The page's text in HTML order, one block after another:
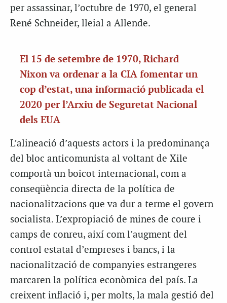
per assassinar, l’octubre de 1970, el general
René Schneider, lleial a Allende.
El 15 de setembre de 1970, Richard
Nixon va ordenar a la CIA fomentar un
cop d’estat, una informació publicada el
2020 per l’Arxiu de Seguretat Nacional
dels EUA
L’alineació d’aquests actors i la predominança
del bloc anticomunista al voltant de Xile
comportà un boicot internacional, com a
conseqüència directa de la política de
nacionalitzacions que va dur a terme el govern
socialista. L’expropiació de mines de coure i
camps de conreu, així com l’augment del
control estatal d’empreses i bancs, i la
nacionalització de companyies estrangeres
marcaren la política econòmica del país. La
creixent inflació i, per molts, la mala gestió del